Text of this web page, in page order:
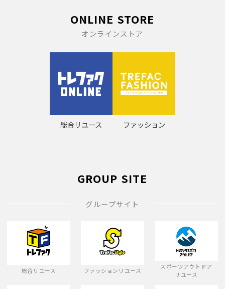
ONLINE STORE
オンラインストア
総合リユース ファッション
GROUP SITE
グループサイト
総合リユース ファッションリユース
スポーツアウトドア
リユース